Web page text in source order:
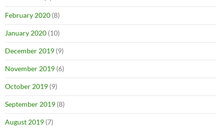
February 2020 (8)
January 2020 (10)
December 2019 (9)
November 2019 (6)
October 2019 (9)
September 2019 (8)
August 2019 (7)